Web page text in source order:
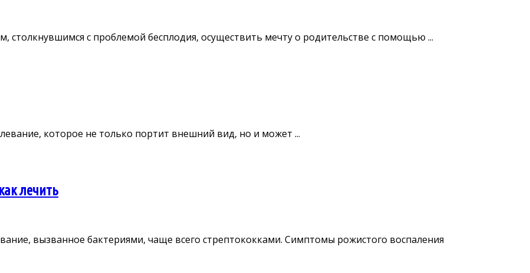
с проблемой бесплодия, осуществить мечту о родительстве с помощью ...
которое не только портит внешний вид, но и может ...
лечить
вызванное бактериями, чаще всего стрептококками. Симптомы рожистого воспаления